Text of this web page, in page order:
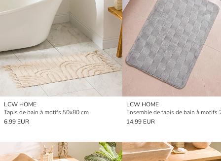
LCW HOME
Tapis de bain à motifs 50x80 cm
6.99 EUR
LCW HOME
Ensemble de tapis de bain à motifs
14.99 EUR